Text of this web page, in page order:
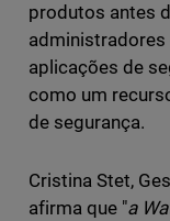
produtos antes
administradores
aplicações de
como um
de segurança.
Cristina Stet,
afirma que "a